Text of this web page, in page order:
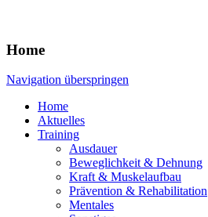
Home
Navigation überspringen
Home
Aktuelles
Training
Ausdauer
Beweglichkeit & Dehnung
Kraft & Muskelaufbau
Prävention & Rehabilitation
Mentales